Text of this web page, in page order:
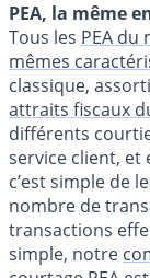
PEA, la même
Tous les PEA du
mêmes
classique,
attraits fiscaux
différents
service client, et
c’est simple de
nombre de
transactions
simple, notre